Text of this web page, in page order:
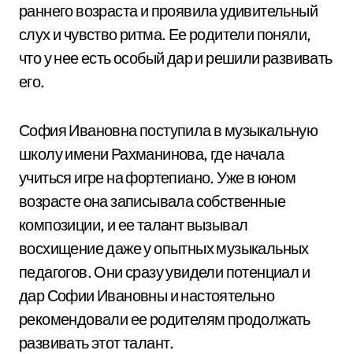
раннего возраста и проявила удивительный
слух и чувство ритма. Ее родители поняли,
что у нее есть особый дар и решили развивать
его.
София Ивановна поступила в музыкальную
школу имени Рахманинова, где начала
учиться игре на фортепиано. Уже в юном
возрасте она записывала собственные
композиции, и ее талант вызывал
восхищение даже у опытных музыкальных
педагогов. Они сразу увидели потенциал и
дар Софии Ивановны и настоятельно
рекомендовали ее родителям продолжать
развивать этот талант.